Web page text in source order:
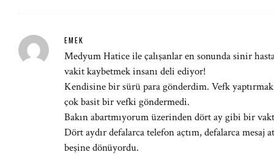
EMEK
Medyum Hatice ile çalışanlar en sonunda sinir
vakit kaybetmek insanı deli ediyor!
Kendisine bir sürü para gönderdim. Vefk
çok basit bir vefki göndermedi.
Bakın abartmıyorum üzerinden dört ay gibi bir
Dört aydır defalarca telefon açtım, defalarca mesaj
beşine dönüyordu.